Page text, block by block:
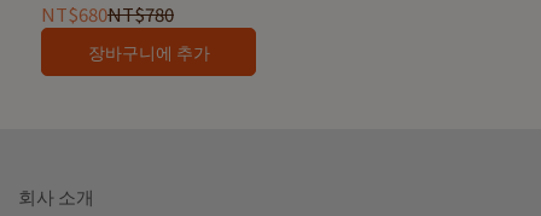
NT$680NT$780
장바구니에 추가
회사 소개